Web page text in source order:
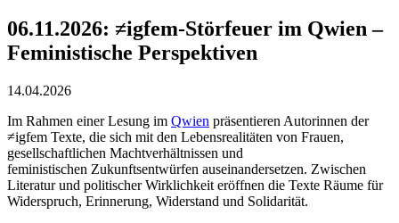
06.11.2026: ≠igfem-Störfeuer im Qwien –
Feministische Perspektiven
14.04.2026
Im Rahmen einer Lesung im Qwien präsentieren Autorinnen der
≠igfem Texte, die sich mit den Lebensrealitäten von Frauen,
gesellschaftlichen Machtverhältnissen und
feministischen Zukunftsentwürfen auseinandersetzen. Zwischen
Literatur und politischer Wirklichkeit eröffnen die Texte Räume für
Widerspruch, Erinnerung, Widerstand und Solidarität.